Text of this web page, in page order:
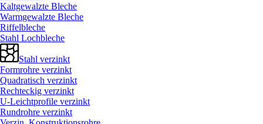
Kaltgewalzte Bleche
Warmgewalzte Bleche
Riffelbleche
Stahl Lochbleche
Stahl verzinkt
Formrohre verzinkt
Quadratisch verzinkt
Rechteckig verzinkt
U-Leichtprofile verzinkt
Rundrohre verzinkt